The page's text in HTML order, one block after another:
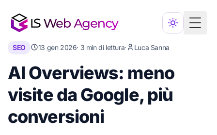
SEO 13 gen 2026· 3 min di lettura· Luca Sanna
AI Overviews: meno
visite da Google, più
conversioni